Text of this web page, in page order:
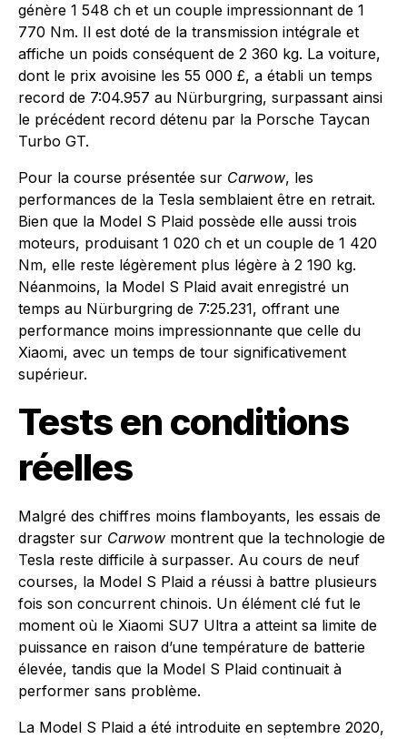
génère 1 548 ch et un couple impressionnant de 1
770 Nm. Il est doté de la transmission intégrale et
affiche un poids conséquent de 2 360 kg. La voiture,
dont le prix avoisine les 55 000 £, a établi un temps
record de 7:04.957 au Nürburgring, surpassant ainsi
le précédent record détenu par la Porsche Taycan
Turbo GT.
Pour la course présentée sur Carwow, les
performances de la Tesla semblaient être en retrait.
Bien que la Model S Plaid possède elle aussi trois
moteurs, produisant 1 020 ch et un couple de 1 420
Nm, elle reste légèrement plus légère à 2 190 kg.
Néanmoins, la Model S Plaid avait enregistré un
temps au Nürburgring de 7:25.231, offrant une
performance moins impressionnante que celle du
Xiaomi, avec un temps de tour significativement
supérieur.
Tests en conditions
réelles
Malgré des chiffres moins flamboyants, les essais de
dragster sur Carwow montrent que la technologie de
Tesla reste difficile à surpasser. Au cours de neuf
courses, la Model S Plaid a réussi à battre plusieurs
fois son concurrent chinois. Un élément clé fut le
moment où le Xiaomi SU7 Ultra a atteint sa limite de
puissance en raison d’une température de batterie
élevée, tandis que la Model S Plaid continuait à
performer sans problème.
La Model S Plaid a été introduite en septembre 2020,